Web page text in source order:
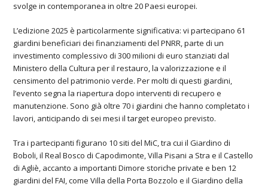
svolge in contemporanea in oltre 20 Paesi europei.
L’edizione 2025 è particolarmente significativa: vi partecipano 61
giardini beneficiari dei finanziamenti del PNRR, parte di un
investimento complessivo di 300 milioni di euro stanziati dal
Ministero della Cultura per il restauro, la valorizzazione e il
censimento del patrimonio verde. Per molti di questi giardini,
l’evento segna la riapertura dopo interventi di recupero e
manutenzione. Sono già oltre 70 i giardini che hanno completato i
lavori, anticipando di sei mesi il target europeo previsto.
Tra i partecipanti figurano 10 siti del MiC, tra cui il Giardino di
Boboli, il Real Bosco di Capodimonte, Villa Pisani a Stra e il Castello
di Agliè, accanto a importanti Dimore storiche private e ben 12
giardini del FAI, come Villa della Porta Bozzolo e il Giardino della